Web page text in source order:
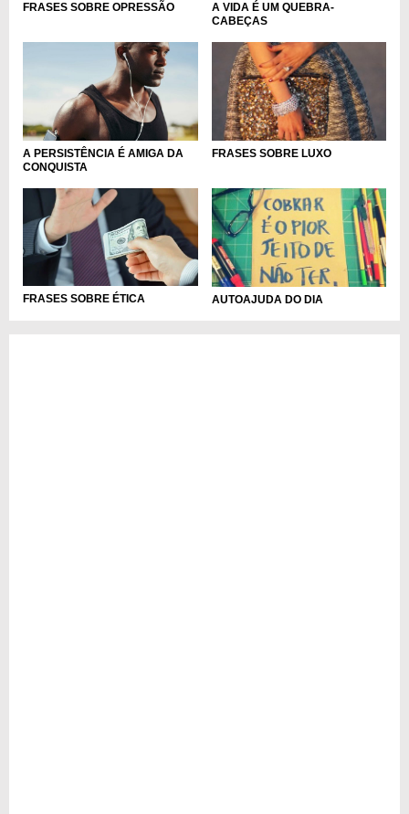
FRASES SOBRE OPRESSÃO
A VIDA É UM QUEBRA-
CABEÇAS
A PERSISTÊNCIA É AMIGA DA
CONQUISTA
FRASES SOBRE LUXO
FRASES SOBRE ÉTICA AUTOAJUDA DO DIA